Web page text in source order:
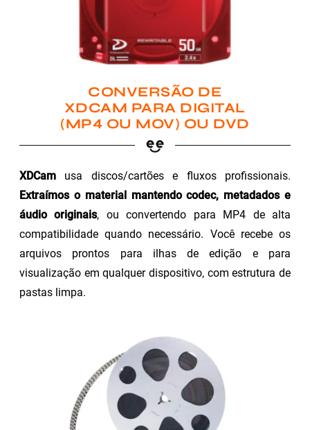
CONVERSÃO DE
XDCAM PARA DIGITAL
(MP4 OU MOV) OU DVD
XDCam usa discos/cartões e fluxos profissionais.
Extraímos o material mantendo codec, metadados e
áudio originais, ou convertendo para MP4 de alta
compatibilidade quando necessário. Você recebe os
arquivos prontos para ilhas de edição e para
visualização em qualquer dispositivo, com estrutura de
pastas limpa.